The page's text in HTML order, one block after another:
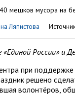
Ляпистова
России» и
при
решено
волонтёров,